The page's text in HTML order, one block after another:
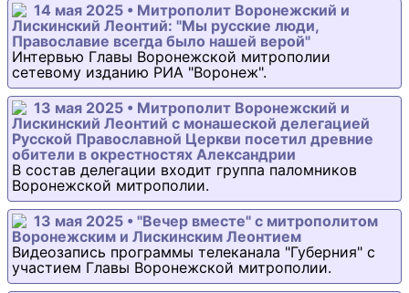
14 мая 2025 • Митрополит Воронежский и
Лискинский Леонтий: "Мы русские люди,
Православие всегда было нашей верой"
Интервью Главы Воронежской митрополии
сетевому изданию РИА "Воронеж".
13 мая 2025 • Митрополит Воронежский и
Лискинский Леонтий с монашеской делегацией
Русской Православной Церкви посетил древние
обители в окрестностях Александрии
В состав делегации входит группа паломников
Воронежской митрополии.
13 мая 2025 • "Вечер вместе" с митрополитом
Воронежским и Лискинским Леонтием
Видеозапись программы телеканала "Губерния" с
участием Главы Воронежской митрополии.